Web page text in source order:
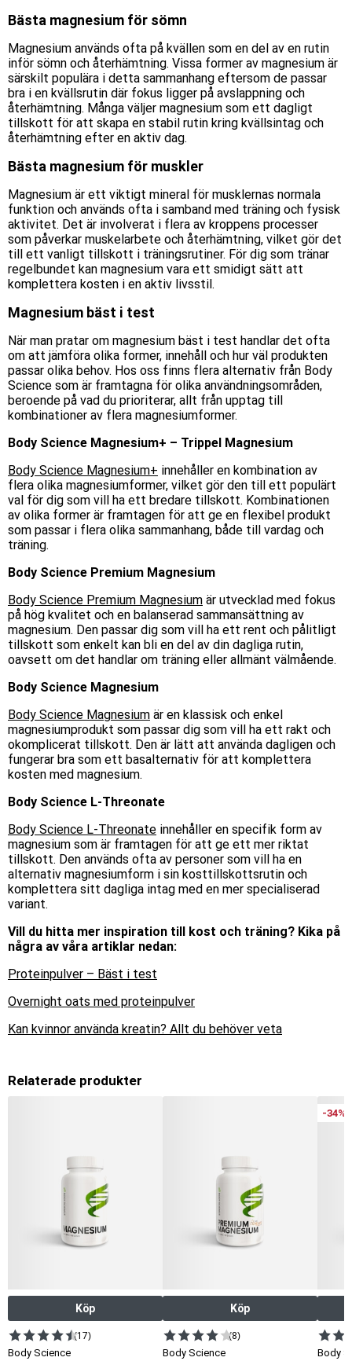
Bästa magnesium för sömn
Magnesium används ofta på kvällen som en del av en rutin
inför sömn och återhämtning. Vissa former av magnesium är
särskilt populära i detta sammanhang eftersom de passar
bra i en kvällsrutin där fokus ligger på avslappning och
återhämtning. Många väljer magnesium som ett dagligt
tillskott för att skapa en stabil rutin kring kvällsintag och
återhämtning efter en aktiv dag.
Bästa magnesium för muskler
Magnesium är ett viktigt mineral för musklernas normala
funktion och används ofta i samband med träning och fysisk
aktivitet. Det är involverat i flera av kroppens processer
som påverkar muskelarbete och återhämtning, vilket gör det
till ett vanligt tillskott i träningsrutiner. För dig som tränar
regelbundet kan magnesium vara ett smidigt sätt att
komplettera kosten i en aktiv livsstil.
Magnesium bäst i test
När man pratar om magnesium bäst i test handlar det ofta
om att jämföra olika former, innehåll och hur väl produkten
passar olika behov. Hos oss finns flera alternativ från Body
Science som är framtagna för olika användningsområden,
beroende på vad du prioriterar, allt från upptag till
kombinationer av flera magnesiumformer.
Body Science Magnesium+ – Trippel Magnesium
Body Science Magnesium+ innehåller en kombination av
flera olika magnesiumformer, vilket gör den till ett populärt
val för dig som vill ha ett bredare tillskott. Kombinationen
av olika former är framtagen för att ge en flexibel produkt
som passar i flera olika sammanhang, både till vardag och
träning.
Body Science Premium Magnesium
Body Science Premium Magnesium är utvecklad med fokus
på hög kvalitet och en balanserad sammansättning av
magnesium. Den passar dig som vill ha ett rent och pålitligt
tillskott som enkelt kan bli en del av din dagliga rutin,
oavsett om det handlar om träning eller allmänt välmående.
Body Science Magnesium
Body Science Magnesium är en klassisk och enkel
magnesiumprodukt som passar dig som vill ha ett rakt och
okomplicerat tillskott. Den är lätt att använda dagligen och
fungerar bra som ett basalternativ för att komplettera
kosten med magnesium.
Body Science L-Threonate
Body Science L-Threonate innehåller en specifik form av
magnesium som är framtagen för att ge ett mer riktat
tillskott. Den används ofta av personer som vill ha en
alternativ magnesiumform i sin kosttillskottsrutin och
komplettera sitt dagliga intag med en mer specialiserad
variant.
Vill du hitta mer inspiration till kost och träning? Kika på
några av våra artiklar nedan:
Proteinpulver – Bäst i test
Overnight oats med proteinpulver
Kan kvinnor använda kreatin? Allt du behöver veta
Relaterade produkter
Köp
(17)
Body Science
Köp
(8)
Body Science
-34%
Body